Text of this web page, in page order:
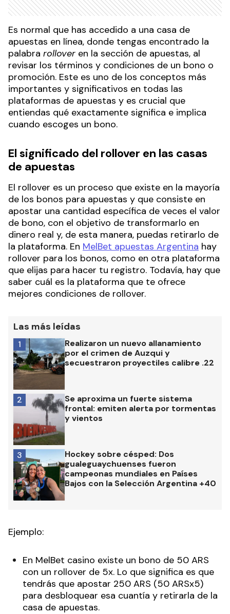
Es normal que has accedido a una casa de
apuestas en línea, donde tengas encontrado la
palabra rollover en la sección de apuestas, al
revisar los términos y condiciones de un bono o
promoción. Este es uno de los conceptos más
importantes y significativos en todas las
plataformas de apuestas y es crucial que
entiendas qué exactamente significa e implica
cuando escoges un bono.
El significado del rollover en las casas
de apuestas
El rollover es un proceso que existe en la mayoría
de los bonos para apuestas y que consiste en
apostar una cantidad específica de veces el valor
de bono, con el objetivo de transformarlo en
dinero real y, de esta manera, puedas retirarlo de
la plataforma. En MelBet apuestas Argentina hay
rollover para los bonos, como en otra plataforma
que elijas para hacer tu registro. Todavía, hay que
saber cuál es la plataforma que te ofrece
mejores condiciones de rollover.
Las más leídas
Realizaron un nuevo allanamiento
por el crimen de Auzqui y
secuestraron proyectiles calibre .22
1
Se aproxima un fuerte sistema
frontal: emiten alerta por tormentas
y vientos
2
Hockey sobre césped: Dos
gualeguaychuenses fueron
campeonas mundiales en Países
Bajos con la Selección Argentina +40
3
Ejemplo:
En MelBet casino existe un bono de 50 ARS
con un rollover de 5x. Lo que significa es que
tendrás que apostar 250 ARS (50 ARSx5)
para desbloquear esa cuantía y retirarla de la
casa de apuestas.